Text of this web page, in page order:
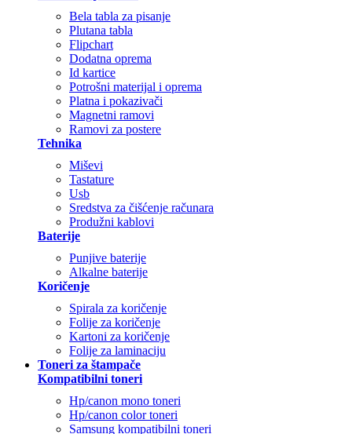
Bela tabla za pisanje
Plutana tabla
Flipchart
Dodatna oprema
Id kartice
Potrošni materijal i oprema
Platna i pokazivači
Magnetni ramovi
Ramovi za postere
Tehnika
Miševi
Tastature
Usb
Sredstva za čišćenje računara
Produžni kablovi
Baterije
Punjive baterije
Alkalne baterije
Koričenje
Spirala za koričenje
Folije za koričenje
Kartoni za koričenje
Folije za laminaciju
Toneri za štampače
Kompatibilni toneri
Hp/canon mono toneri
Hp/canon color toneri
Samsung kompatibilni toneri